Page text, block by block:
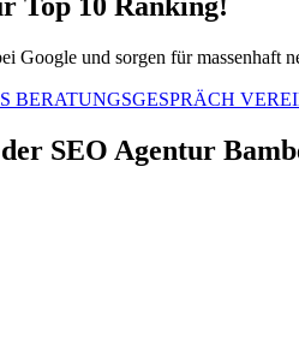
Google und sorgen für
BERATUNGSGESPRÄCH
SEO Agentur